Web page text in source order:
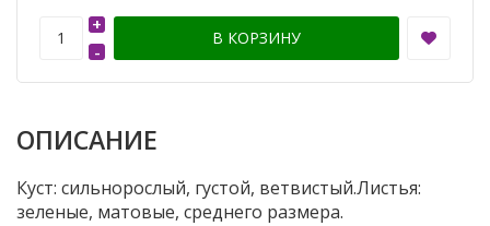
-
+
В КОРЗИНУ
ОПИСАНИЕ
Куст: сильнорослый, густой, ветвистый.Листья:
зеленые, матовые, среднего размера.